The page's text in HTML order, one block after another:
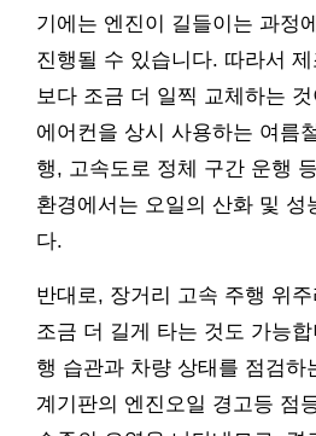
기에는 엔진이 길들이는 과정
진행될 수 있습니다. 따라서
보다 조금 더 일찍 교체하는
에어컨을 상시 사용하는 여름
행, 고속도로 정체 구간 운행
환경에서는 오일의 산화 및 성
다.
반대로, 장거리 고속 주행 위
조금 더 길게 타는 것도 가능
행 습관과 차량 상태를 점검하
계기판의 엔진오일 경고등 점